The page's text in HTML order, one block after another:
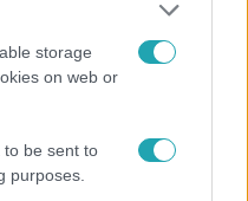
storage
on web or
to be sent to
purposes.
Hegyi Barbara